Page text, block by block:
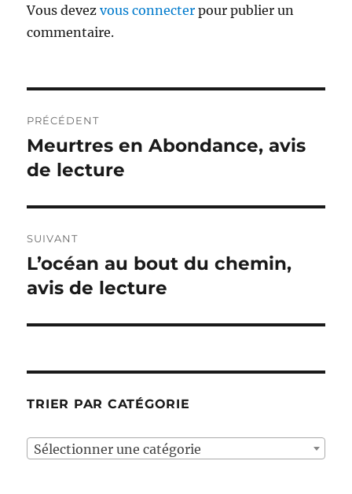
Vous devezvous connecter pour publier un
commentaire.
de
l’article
PRÉCÉDENT
Publication
précédente :
Meurtres en Abondance, avis
de lecture
SUIVANT
Publication
suivante :
L’océan au bout du chemin,
avis de lecture
TRIER PAR CATÉGORIE
Sélectionner une catégorie